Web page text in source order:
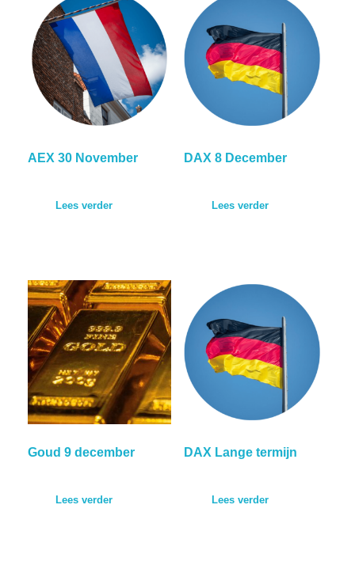
AEX 30 November
Lees verder
DAX 8 December
Lees verder
Goud 9 december
Lees verder
DAX Lange termijn
Lees verder